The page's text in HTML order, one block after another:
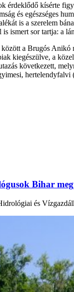
kísérte
és egészséges
is a szerelem
ismert sor tartja: a
a Brugós
kiegészülve, a
következett,
Bihar
és